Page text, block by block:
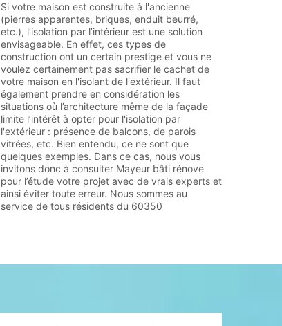
Si votre maison est construite à l'ancienne
(pierres apparentes, briques, enduit beurré,
etc.), l’isolation par l’intérieur est une solution
envisageable. En effet, ces types de
construction ont un certain prestige et vous ne
voulez certainement pas sacrifier le cachet de
votre maison en l'isolant de l'extérieur. Il faut
également prendre en considération les
situations où l’architecture même de la façade
limite l’intérêt à opter pour l'isolation par
l'extérieur : présence de balcons, de parois
vitrées, etc. Bien entendu, ce ne sont que
quelques exemples. Dans ce cas, nous vous
invitons donc à consulter Mayeur bâti rénove
pour l’étude votre projet avec de vrais experts et
ainsi éviter toute erreur. Nous sommes au
service de tous résidents du 60350